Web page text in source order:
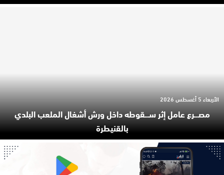
مصـ.ـرع عامل إثر سـ.ـقوطه داخل ورش أشغال الملعب البلدي
بالقنيطرة
الأربعاء 5 أغسطس 2026